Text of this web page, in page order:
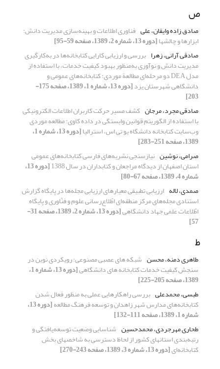
ص
صادق زاده وایقان، علی فناوری اطلاعات و بهینه‌سازی مدیریت دانش:
ابزارها و چالشها[دوره 13، شماره 2، 1389، صفحه 59-95]
صادقی آرانی، زهرا بررسی و ارزیابی کارایی کتابخانه‌ها در به‌کارگیری
مدیریت دانش و نوآوری به‌منظور بهبود کیفیت خدمات، با استفاده از
مدل DEA دو مرحله‌ای مطالعة موردی: کتابخانه‌های عمومی و
دانشگاهی شهرستان یزد [دوره 13، شماره 1، 1389، صفحه 175-
203]
صادقی مجرد، مرجان کشف مسیر حرکت کاربران اطلاعات الکترونیکی
با استفاده از الگوریتم قوانین وابستگی در داده کاوی: مطالعه موردی
وب‌سایت کتابخانه دانشگاه یو تی اس، استرالیا [دوره 13، شماره 1،
1389، صفحه 251-283]
صرامی، نوشین نیازسنجی نشریه‌های فارسی کتابخانه‌های عمومی
استان اصفهان از دیدگاه مراجعان و کتابداران در سال 1388 [دوره 13،
شماره 4، 1389، صفحه 67-80]
صمدی، لاله ارزیابی تطبیقی معیارهای ارزیابی مجله‌ها در پایگاه گزارش
استنادی مجله‌های مرکز منطقه‌ای اطّلاع‌رسانی علوم و فنّاوری و پایگاه
اطّلاعات علمی جهاد دانشگاهی [دوره 13، شماره 2، 1389، صفحه 31-
57]
ط
طاهری دمنه، محسن شبکه های عصبی مصنوعی؛ رویکردی نوین در
سنجش کیفیت خدمات کتابخانه های دانشگاهی [دوره 13، شماره 1،
1389، صفحه 205-225]
طبسی، محمدعلی بررسی راهکارهایی عملی به منظور فعال شدن
کتابخانه‌های مدارس شهر زاهدان و توسعه فرهنگ مطالعه [دوره 13،
شماره 1، 1389، صفحه 111-132]
طحاری مهرجردی، محمدحسین شناسایی وضعیت توسعه‌یافتگی و
رتبه‌بندی استانهای کشور از لحاظ دسترسی به شاخصهای بخش
کتابخانه‌ای[دوره 13، شماره 3، 1389، صفحه 243-270]